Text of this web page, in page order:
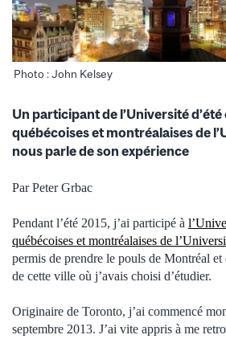
Photo : John Kelsey
Un participant de l’Université
québécoises et montréalaises de
nous parle de son expérience
Par Peter Grbac
Pendant l’été 2015, j’ai participé à
québécoises et montréalaises de
permis de prendre le pouls de Montréal
de cette ville où j’avais choisi d’étudier.
Originaire de Toronto, j’ai commencé
septembre 2013. J’ai vite appris à me